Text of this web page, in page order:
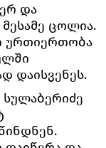
და
ცოლია.
ურთიერთობა
დაისვენეს.